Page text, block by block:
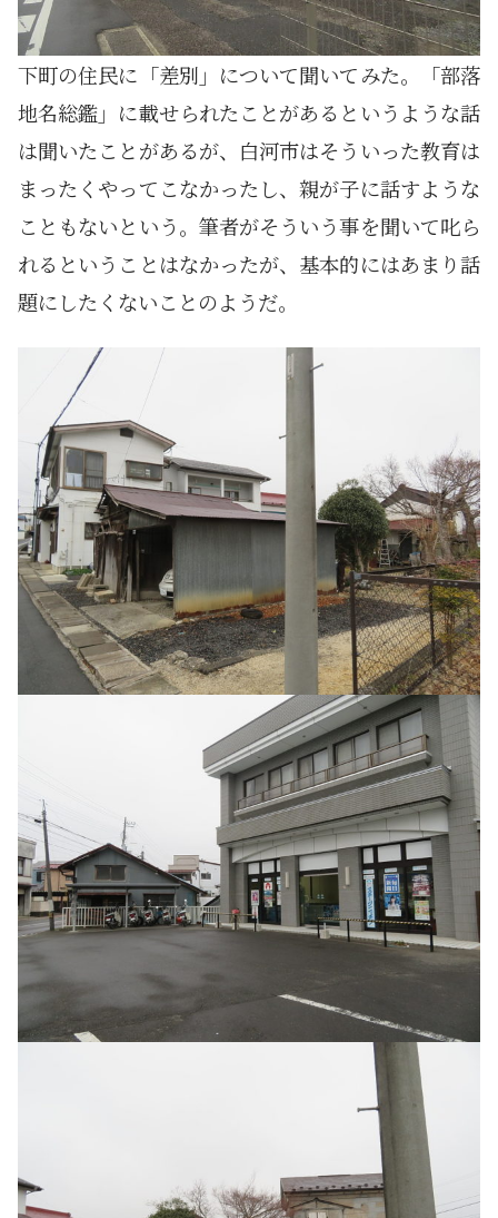
下町の住民に「差別」について聞いてみた。「部落
地名総鑑」に載せられたことがあるというような話
は聞いたことがあるが、白河市はそういった教育は
まったくやってこなかったし、親が子に話すような
こともないという。筆者がそういう事を聞いて叱ら
れるということはなかったが、基本的にはあまり話
題にしたくないことのようだ。